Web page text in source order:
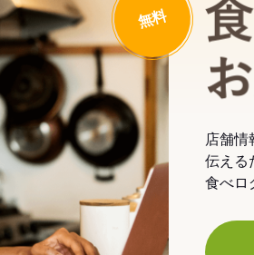
無料
店舗
伝える
食べロ